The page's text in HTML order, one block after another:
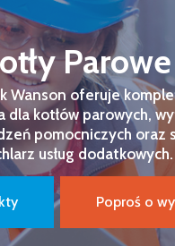
Parowe
Wanson oferuje
dla kotłów parowych,
pomocniczych oraz
usług dodatkowych.
Poproś o